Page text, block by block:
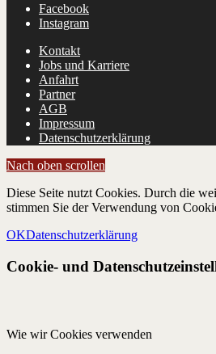
Facebook
Instagram
Kontakt
Jobs und Karriere
Anfahrt
Partner
AGB
Impressum
Datenschutzerklärung
Nach oben scrollen
Diese Seite nutzt Cookies. Durch die
stimmen Sie der Verwendung von
OKDatenschutzerklärung
Cookie- und
Wie wir Cookies verwenden